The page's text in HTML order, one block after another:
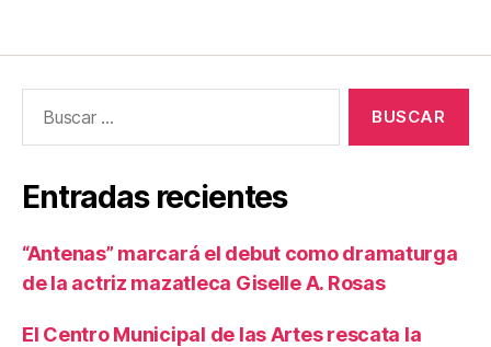
Entradas recientes
“Antenas” marcará el debut como dramaturga
de la actriz mazatleca Giselle A. Rosas
El Centro Municipal de las Artes rescata la